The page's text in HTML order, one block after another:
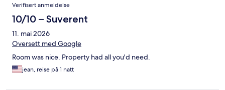
Verifisert anmeldelse
10/10 – Suverent
11. mai 2026
Oversett med Google
Room was nice. Property had all you'd need.
jean, reise på 1 natt